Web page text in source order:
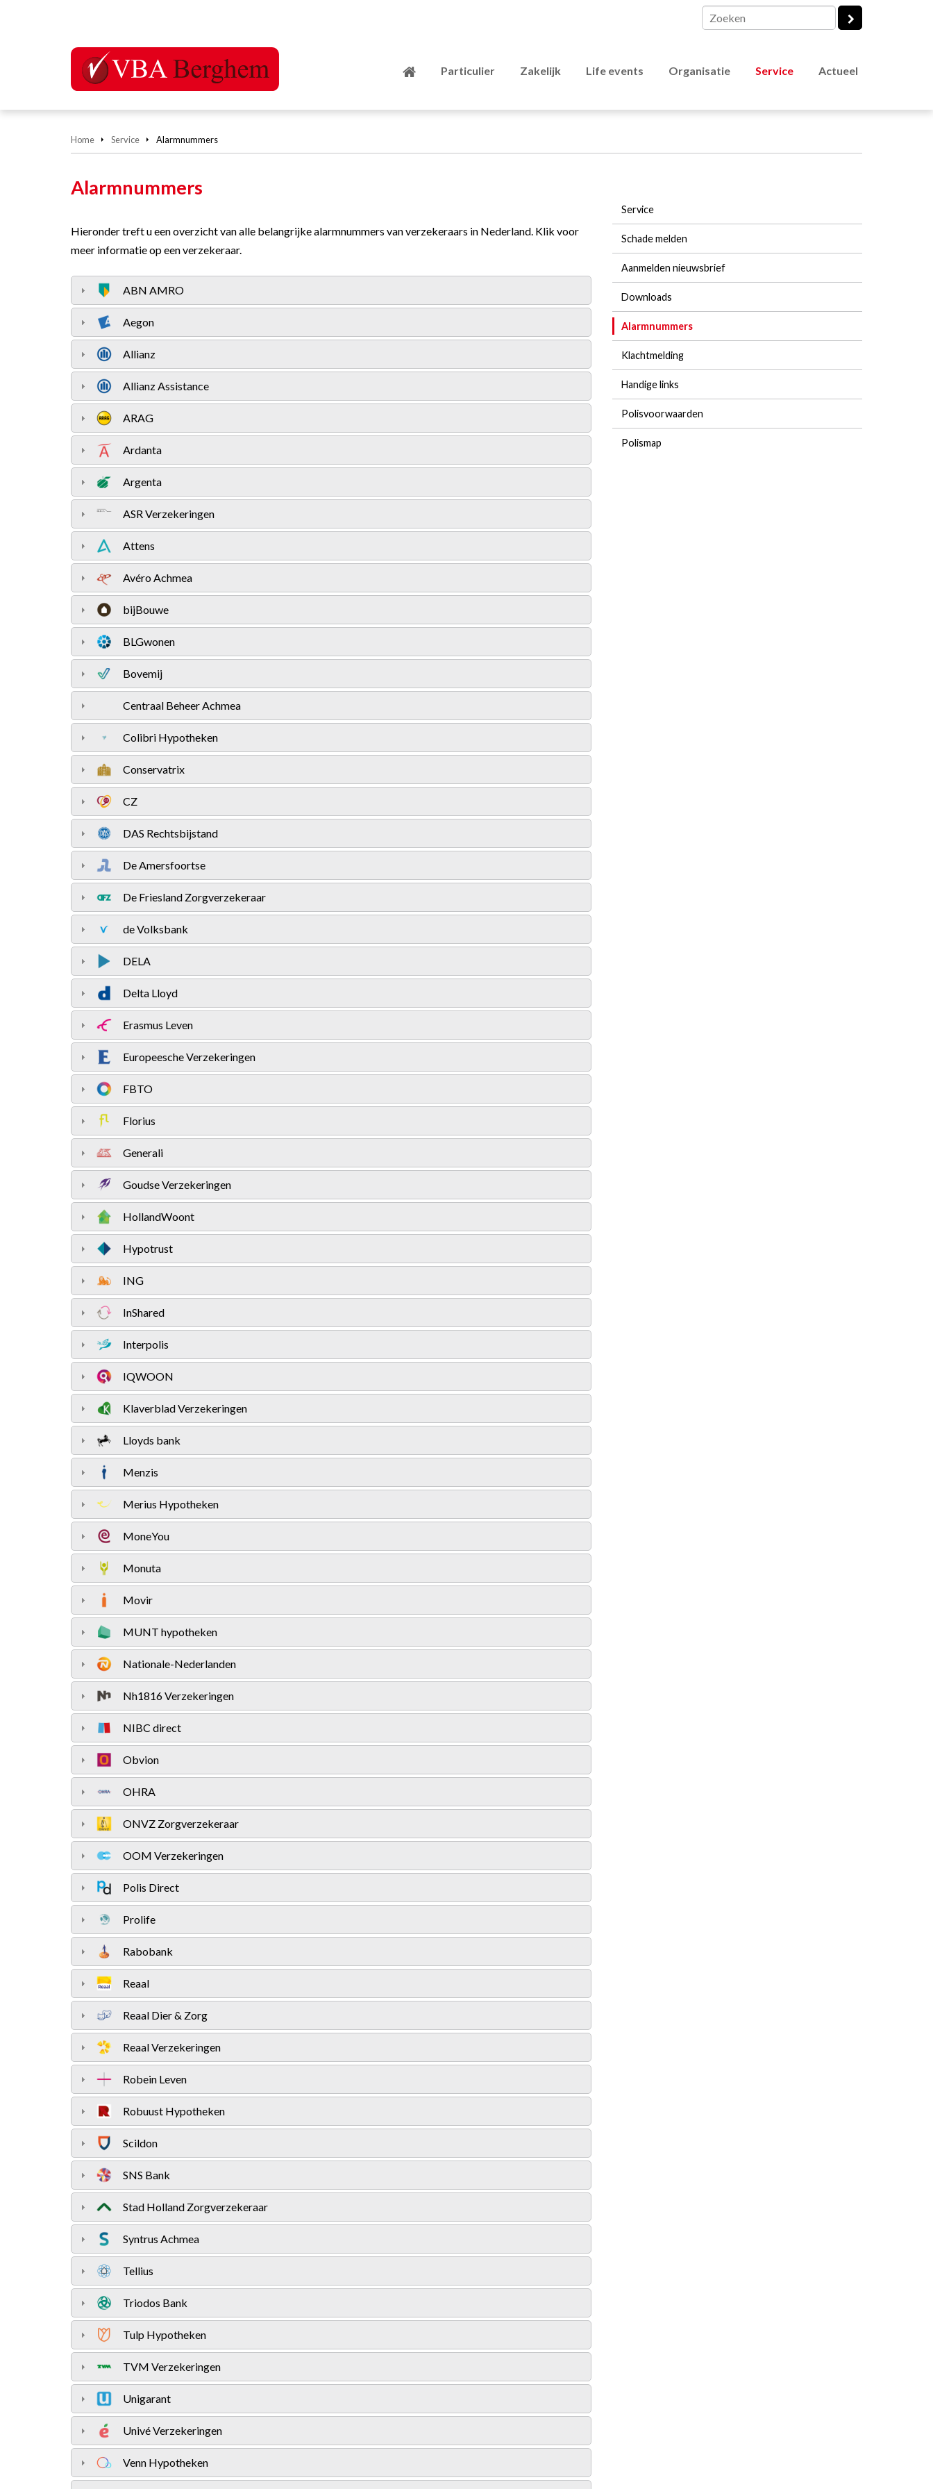
Particulier Zakelijk Life events Organisatie Service Actueel
Home Service Alarmnummers
Alarmnummers
Hieronder treft u een overzicht van alle belangrijke alarmnummers van verzekeraars in Nederland. Klik voor
meer informatie op een verzekeraar.
ABN AMRO
Aegon
Allianz
Allianz Assistance
ARAG
Ardanta
Argenta
ASR Verzekeringen
Attens
Avéro Achmea
bijBouwe
BLGwonen
Bovemij
Centraal Beheer Achmea
Colibri Hypotheken
Conservatrix
CZ
DAS Rechtsbijstand
De Amersfoortse
De Friesland Zorgverzekeraar
de Volksbank
DELA
Delta Lloyd
Erasmus Leven
Europeesche Verzekeringen
FBTO
Florius
Generali
Goudse Verzekeringen
HollandWoont
Hypotrust
ING
InShared
Interpolis
IQWOON
Klaverblad Verzekeringen
Lloyds bank
Menzis
Merius Hypotheken
MoneYou
Monuta
Movir
MUNT hypotheken
Nationale-Nederlanden
Nh1816 Verzekeringen
NIBC direct
Obvion
OHRA
ONVZ Zorgverzekeraar
OOM Verzekeringen
Polis Direct
Prolife
Rabobank
Reaal
Reaal Dier & Zorg
Reaal Verzekeringen
Robein Leven
Robuust Hypotheken
Scildon
SNS Bank
Stad Holland Zorgverzekeraar
Syntrus Achmea
Tellius
Triodos Bank
Tulp Hypotheken
TVM Verzekeringen
Unigarant
Univé Verzekeringen
Venn Hypotheken
Service
Schade melden
Aanmelden nieuwsbrief
Downloads
Alarmnummers
Klachtmelding
Handige links
Polisvoorwaarden
Polismap